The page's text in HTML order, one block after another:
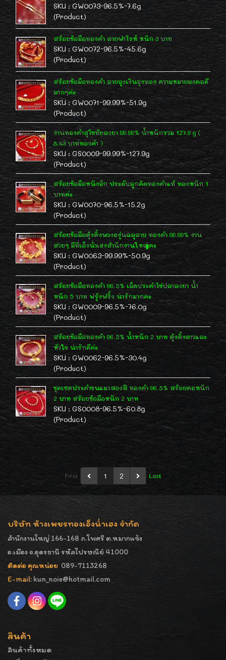
SKU : GW0073-96.5%-7.6g
(Product)
สร้อยข้อมือทองคำ ลายฟาโรห์ หนัก 3 บาท
SKU : GW0072-96.5%-45.6g
(Product)
สร้อยข้อมือทองคำ ลายถุงเงินถุงทอง ความหมายมงคลดี
มากๆค่ะ
SKU : GW0071-99.99%-51.9g
(Product)
งานทองคำสุโขทัยลงยา 99.99% น้ำหนักรวม 127.9 g (
8.43 บาททองคำ )
SKU : GS0009-99.99%-127.9g
(Product)
สร้อยข้อมือหนังถัก ประดับลูกคิดทองคำแท้ ทองหนัก 1
บาทค่ะ
SKU : GW0070-96.5%-15.2g
(Product)
สร้อยข้อมือตุ้งติ้งพวงองุ่นฉลุลาย ทองคำ 99.99% งาน
สวยๆ มีที่เอ็งน่ำเฮงสำนักงานใหญ่คะ
SKU : GW0063-99.99%-50.9g
(Product)
สร้อยข้อมือทองคำ 96.5% เม็ดประคำไข่ปลาลงยา น้ำ
หนัก 5 บาท ฟรุ้งฟริ้ง น่ารักมากคะ
SKU : GW0009-96.5%-76.0g
(Product)
สร้อยข้อมือทองคำ 96.5% น้ำหนัก 2 บาท ตุ้งติ้งดาวและ
หัวใจ น่ารักดีค่ะ
SKU : GW0062-96.5%-30.4g
(Product)
ชุดเซตประคำขนแมวสองสี ทองคำ 96.5% สร้อยคอหนัก
2 บาท สร้อยข้อมือหนัก 2 บาท
SKU : GS0008-96.5%-60.8g
(Product)
First 1 2 Last
บริษัท ห้างเพชรทองเอ็งน่ำเฮง จำกัด
สำนักงานใหญ่ 166-168 ถ.โพศรี ต.หมากแข้ง
อ.เมือง จ.อุดรธานี รหัสไปรษณีย์ 41000
ติดต่อ คุณหน่อย 089-7113268
E-mail: kun_noie@hotmail.com
สินค้า
สินค้าทั้งหมด